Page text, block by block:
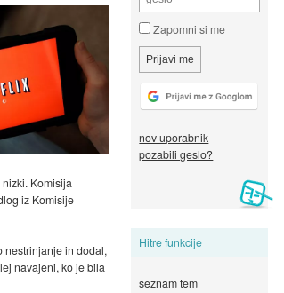
Zapomni si me
nov uporabnik
pozabili geslo?
Hitre funkcije
seznam tem
Komisija
iz Komisije
nestrinjanje in dodal,
navajeni, ko je bila